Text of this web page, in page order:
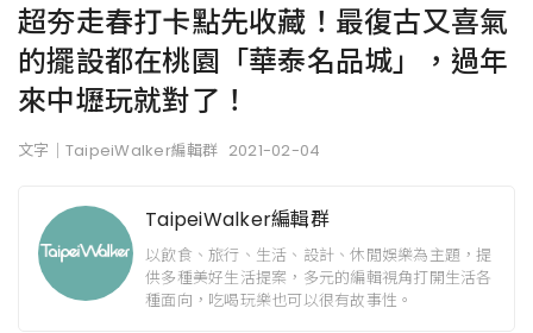
超夯走春打卡點先收藏！最復古又喜氣
的擺設都在桃園「華泰名品城」，過年
來中壢玩就對了！
文字｜TaipeiWalker編輯群 2021-02-04
TaipeiWalker編輯群
以飲食、旅行、生活、設計、休閒娛樂為主題，提
供多種美好生活提案，多元的編輯視角打開生活各
種面向，吃喝玩樂也可以很有故事性。